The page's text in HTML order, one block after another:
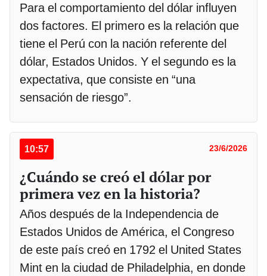
Para el comportamiento del dólar influyen
dos factores. El primero es la relación que
tiene el Perú con la nación referente del
dólar, Estados Unidos. Y el segundo es la
expectativa, que consiste en “una
sensación de riesgo”.
10:57 23/6/2026
¿Cuándo se creó el dólar por
primera vez en la historia?
Años después de la Independencia de
Estados Unidos de América, el Congreso
de este país creó en 1792 el United States
Mint en la ciudad de Philadelphia, en donde